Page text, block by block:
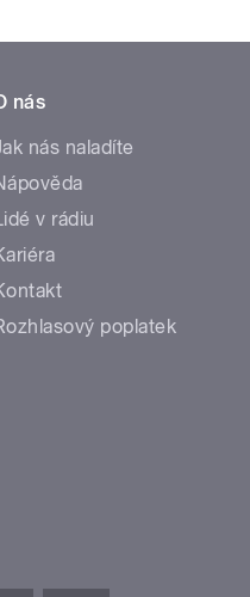
nás
nás naladíte
v rádiu
poplatek